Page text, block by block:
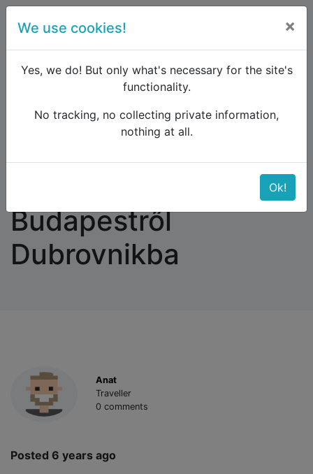
Forum
Eastern Europe and the Caucasus
Vonatkapcsolat Budapestről Dubrovnikba
Budapestről
Dubrovnikba
Anat
Traveller
0 comments
Posted 6 years ago
We use cookies! ×
Yes, we do! But only what's necessary for the site's
functionality.
No tracking, no collecting private information,
nothing at all.
Ok!